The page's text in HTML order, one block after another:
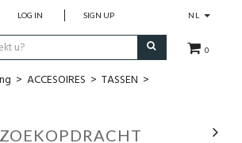
NL
0
LOG IN SIGN UP
> ACCESOIRES > TASSEN >